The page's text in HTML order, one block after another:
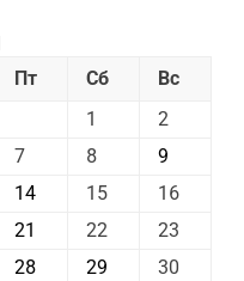
Пт Сб
Вс
1
2
7 8
9
14 15
16
21 22
23
28 29
30